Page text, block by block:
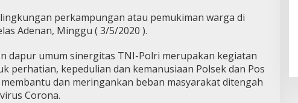
perkampungan atau pemukiman warga di
Adenan, Minggu ( 3/5/2020 ).
dapur umum sinergitas TNI-Polri merupakan kegiatan
perhatian, kepedulian dan kemanusiaan Polsek dan Pos
dan meringankan beban masyarakat ditengah
Corona.